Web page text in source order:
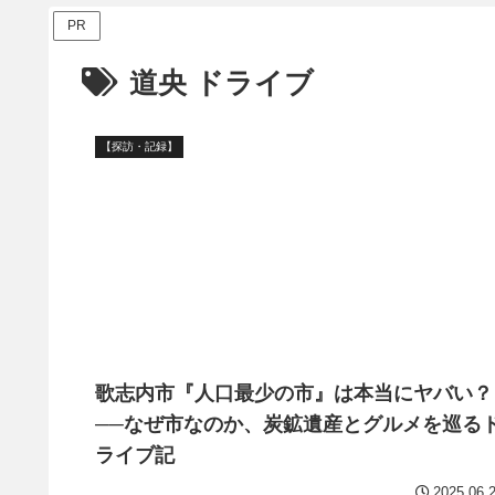
PR
道央 ドライブ
【探訪・記録】
歌志内市『人口最少の市』は本当にヤバい？
──なぜ市なのか、炭鉱遺産とグルメを巡る
ライブ記